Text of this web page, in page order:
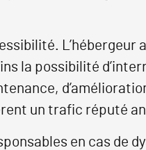
L’hébergeur
la possibilité
un trafic réputé
en cas de